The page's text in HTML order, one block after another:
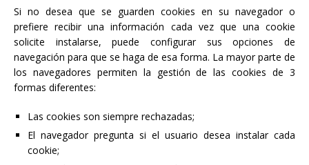
Si no desea que se guarden cookies en su navegador o
prefiere recibir una información cada vez que una cookie
solicite instalarse, puede configurar sus opciones de
navegación para que se haga de esa forma. La mayor parte de
los navegadores permiten la gestión de las cookies de 3
formas diferentes:
Las cookies son siempre rechazadas;
El navegador pregunta si el usuario desea instalar cada
cookie;